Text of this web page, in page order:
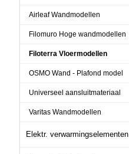
Airleaf Wandmodellen
Filomuro Hoge wandmodellen
Filoterra Vloermodellen
OSMO Wand - Plafond model
Universeel aansluitmateriaal
Varitas Wandmodellen
Elektr. verwarmingselementen